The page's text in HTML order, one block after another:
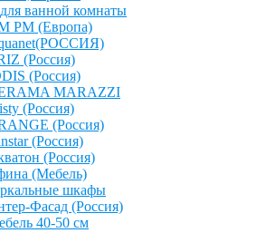
ванной комнаты
PM (Европа)
(Россия)
(Россия)
MARAZZI
(Россия)
(Россия)
(Россия)
(Россия)
(Мебель)
шкафы
Фасад (Россия)
40-50 см